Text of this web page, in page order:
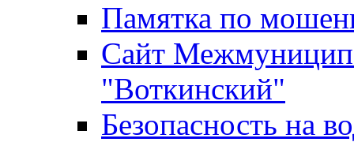
Памятка по
Сайт
"Воткинский"
Безопасность на